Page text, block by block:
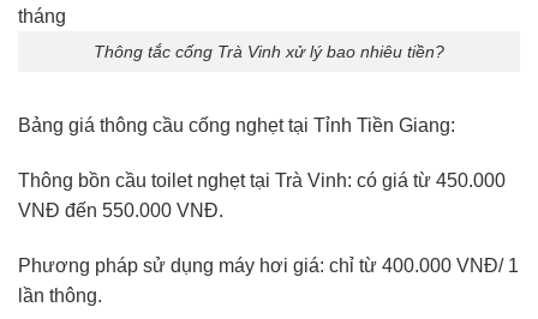
Thông tắc cống Trà Vinh xử lý bao nhiêu tiền?
Bảng giá thông cầu cống nghẹt tại Tỉnh Tiền Giang:
Thông bồn cầu toilet nghẹt tại Trà Vinh: có giá từ 450.000
VNĐ đến 550.000 VNĐ.
Phương pháp sử dụng máy hơi giá: chỉ từ 400.000 VNĐ/ 1
lần thông.